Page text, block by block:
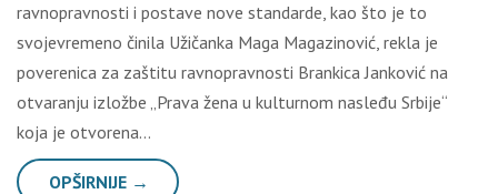
ravnopravnosti i postave nove standarde, kao što je to
svojevremeno činila Užičanka Maga Magazinović, rekla je
poverenica za zaštitu ravnopravnosti Brankica Janković na
otvaranju izložbe „Prava žena u kulturnom nasleđu Srbije“
koja je otvorena…
OPŠIRNIJE →